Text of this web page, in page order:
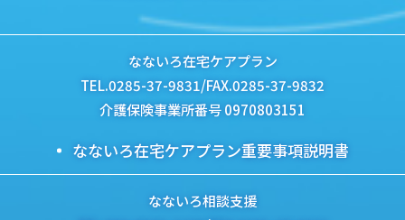
なないろ在宅ケアプラン
TEL.0285-37-9831/FAX.0285-37-9832
介護保険事業所番号 0970803151
なないろ在宅ケアプラン重要事項説明書
なないろ相談支援